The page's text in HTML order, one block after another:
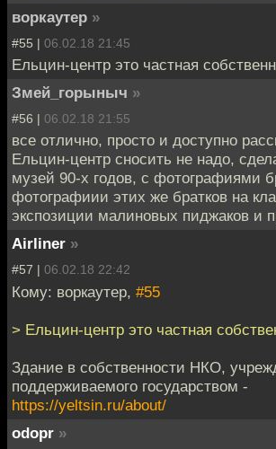
воркаутер »
#55 | 06.02.18 21:45
Ельцин-центр это частная
Змей_горыныч »
#56 | 06.02.18 21:55
все отлично, просто и доступно
Ельцин-центр сносить не надо,
музей 90-х годов, с фотографиями
фотографиии этих же братков на
экспозиции малиновых пиджаков и
Airliner »
#57 | 06.02.18 22:42
Кому: воркаутер, #55
> Ельцин-центр это частная
Здание в собственности НКО,
поддерживаемого государством -
https://yeltsin.ru/about/
odopr »